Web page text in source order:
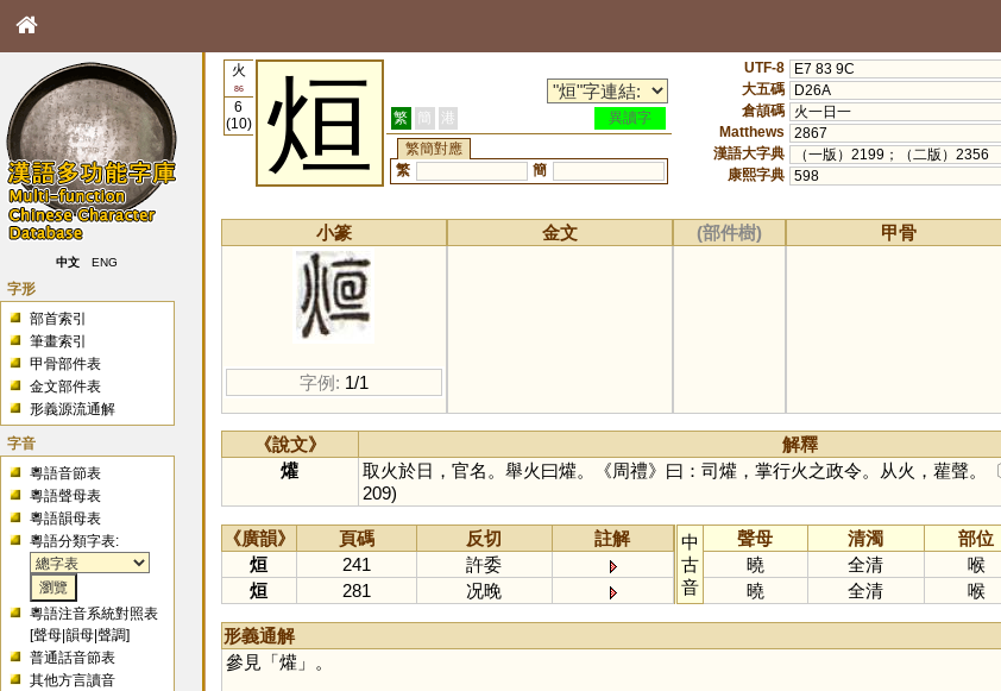
中文 ENG
字形
部首索引
筆畫索引
甲骨部件表
金文部件表
形義源流通解
字音
粵語音節表
粵語聲母表
粵語韻母表
粵語分類字表:
粵語注音系統對照表
[聲母 |韻母 |聲調]
普通話音節表
其他方言讀音
火
86
6
(10)
烜 繁 簡 港
異讀字
繁簡對應
繁
簡
UTF-8
E7 83 9C
大五碼
D26A
倉頡碼
火一日一
Matthews
2867
漢語大字典
（一版）2199；（二版）2356
康熙字典 598
小篆
字例: 1/1
金文 (部件樹) 甲骨
《說文》 解釋
爟
取火於日，官名。舉火曰爟。《周禮》曰：司爟，掌行火之政令。从火，雚聲。
209)
《廣韻》 頁碼 反切
註解
烜
241
許委
烜
281 况晚
中
古
音
聲母 清濁 部位
曉
全清 喉
曉
全清 喉
形義通解
參見「爟」。